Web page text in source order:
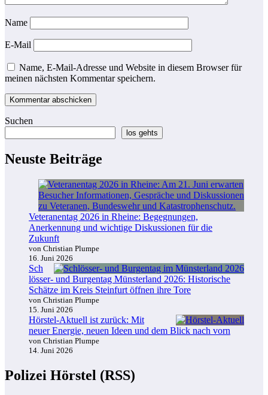
Name
E-Mail
Name, E-Mail-Adresse und Website in diesem Browser für
meinen nächsten Kommentar speichern.
Suchen
los gehts
Neuste Beiträge
Veteranentag 2026 in Rheine: Begegnungen,
Anerkennung und wichtige Diskussionen für die
Zukunft
von Christian Plumpe
16. Juni 2026
Sch
lösser- und Burgentag Münsterland 2026: Historische
Schätze im Kreis Steinfurt öffnen ihre Tore
von Christian Plumpe
15. Juni 2026
Hörstel-Aktuell ist zurück: Mit
neuer Energie, neuen Ideen und dem Blick nach vorn
von Christian Plumpe
14. Juni 2026
Polizei Hörstel (RSS)